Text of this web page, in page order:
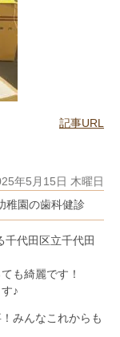
記事URL
年5月15日 木曜日
稚園の歯科健診
代田区立千代田
も綺麗です！
♪
みんなこれからも